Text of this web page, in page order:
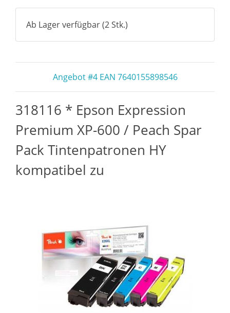
Ab Lager verfügbar (2 Stk.)
Angebot #4 EAN 7640155898546
318116 * Epson Expression
Premium XP-600 / Peach Spar
Pack Tintenpatronen HY
kompatibel zu